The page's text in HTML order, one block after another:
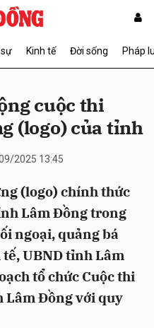
Kinh tế Đời sống Pháp
cuộc thi
(logo) của tỉnh
2025 13:45
(logo) chính thức
Lâm Đồng trong
ngoại, quảng bá
UBND tỉnh Lâm
tổ chức Cuộc thi
Lâm Đồng với quy
Hủy Gửi